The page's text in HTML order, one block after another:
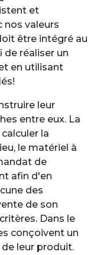
et
nos valeurs
être intégré au
de réaliser un
en utilisant
leur
entre eux. La
la
le matériel à
de
afin d'en
des
de son
Dans le
conçoivent un
leur produit.